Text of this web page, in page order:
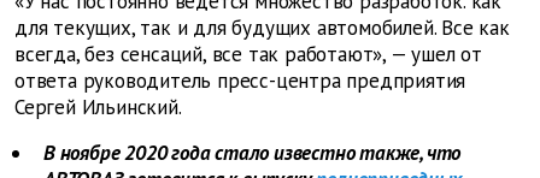
для текущих, так и для будущих автомобилей. Все как
всегда, без сенсаций, все так работают», — ушел от
ответа руководитель пресс-центра предприятия
Сергей Ильинский.
В ноябре 2020 года стало известно также, что